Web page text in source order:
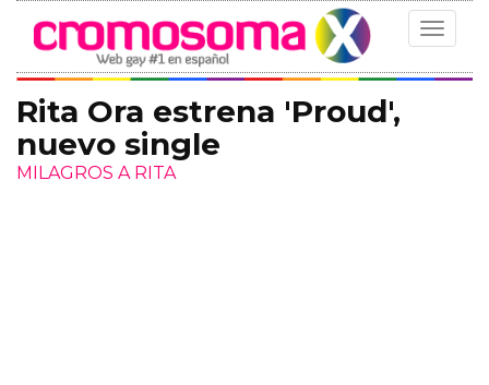
Toggle
Rita Ora estrena 'Proud',
nuevo single
MILAGROS A RITA